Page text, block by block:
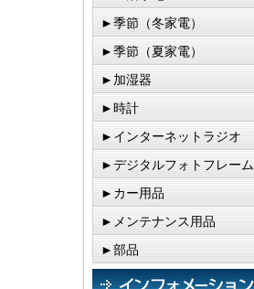
►季節（冬家電）
►季節（夏家電）
►加湿器
►時計
►インターネットラジオ
►デジタルフォトフレーム
►カー用品
►メンテナンス用品
►部品